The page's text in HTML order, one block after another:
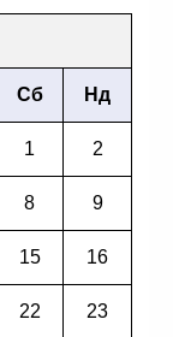
Сб Нд
1 2
8 9
15 16
22 23